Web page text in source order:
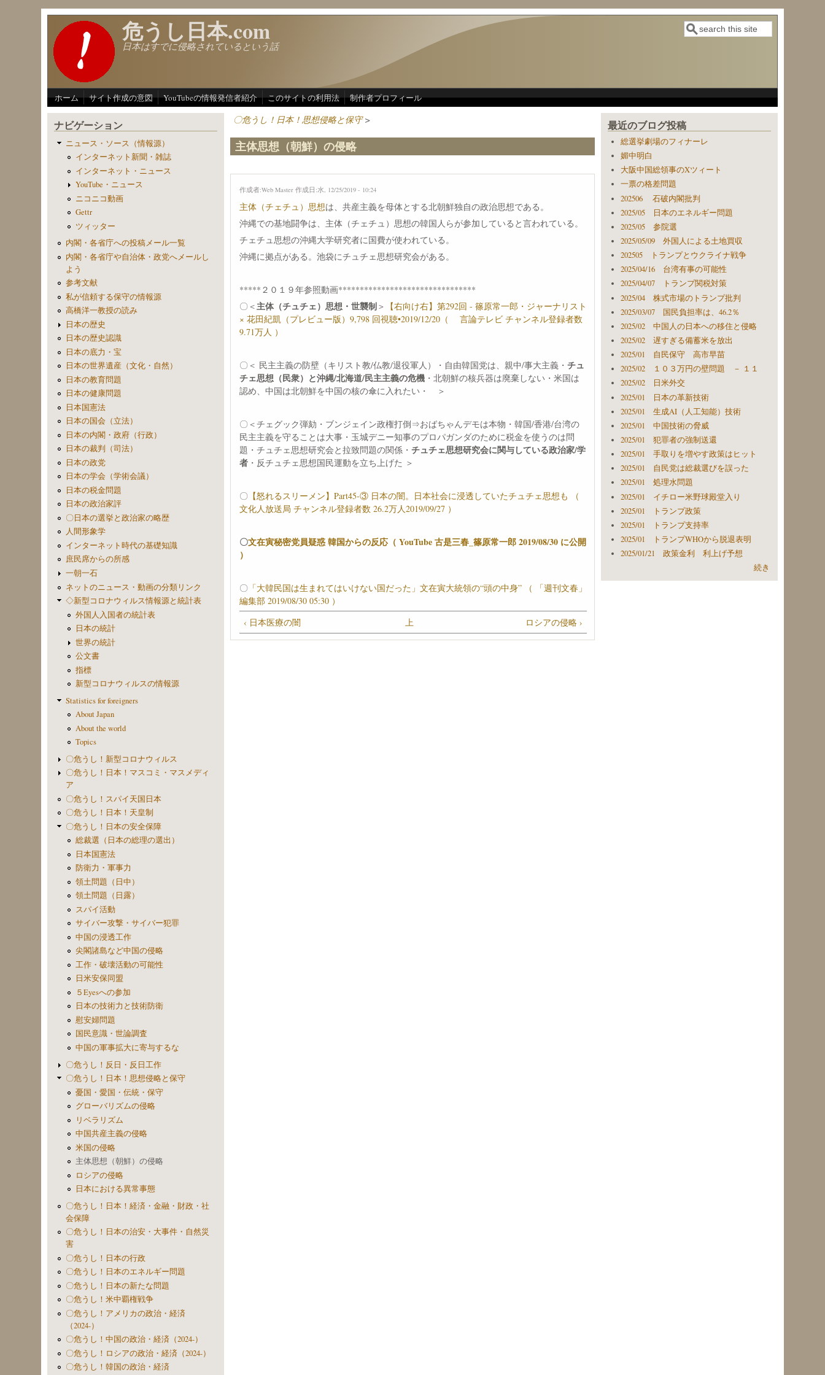
メインコンテンツに移動
危うし日本.com
日本はすでに侵略されているという話
検索フォーム
検索
ホーム サイト作成の意図 YouTubeの情報発信者紹介 このサイトの利用法 制作者プロフィール
〇危うし！日本！思想侵略と保守>
主体思想（朝鮮）の侵略
作成者:Web Master作成日:水, 12/25/2019 - 10:24
主体（チェチュ）思想は、共産主義を母体とする北朝鮮独自の政治思想である。
沖縄での基地闘争は、主体（チェチュ）思想の韓国人らが参加していると言われている。
チェチュ思想の沖縄大学研究者に国費が使われている。
沖縄に拠点がある。池袋にチュチェ思想研究会がある。
*****２０１９年参照動画********************************
〇＜主体（チュチェ）思想・世襲制＞
【右向け右】第292回 - 篠原常一郎・ジャーナリスト
× 花田紀凱（プレビュー版）9,798 回視聴•2019/12/20（ 言論テレビ チャンネル登録者数
9.71万人 ）
〇＜ 民主主義の防壁（キリスト教/仏教/退役軍人）・自由韓国党は、親中/事大主義・ チュ
チェ思想（民衆）と沖縄/北海道/民主主義の危機・北朝鮮の核兵器は廃棄しない・米国は
認め、中国は北朝鮮を中国の核の傘に入れたい・ ＞
〇＜チェグック弾劾・ブンジェイン政権打倒⇒おばちゃんデモは本物・韓国/香港/台湾の
民主主義を守ることは大事・玉城デニー知事のプロパガンダのために税金を使うのは問
題・チュチェ思想研究会と拉致問題の関係・ チュチェ思想研究会に関与している政治家/学
者・反チュチェ思想国民運動を立ち上げた ＞
〇【怒れるスリーメン】Part45-③ 日本の闇。日本社会に浸透していたチュチェ思想も （
文化人放送局 チャンネル登録者数 26.2万人2019/09/27 ）
〇文在寅秘密党員疑惑 韓国からの反応（ YouTube 古是三春_篠原常一郎 2019/08/30 に公開
）
〇「大韓民国は生まれてはいけない国だった」文在寅大統領の“頭の中身” （ 「週刊文春」
編集部 2019/08/30 05:30 ）
‹ 日本医療の闇
上 ロシアの侵略 ›
ナビゲーション
ニュース・ソース（情報源）
インターネット新聞・雑誌
インターネット・ニュース
YouTube・ニュース
ニコニコ動画
Gettr
ツィッター
内閣・各省庁への投稿メール一覧
内閣・各省庁や自治体・政党へメールし
よう
参考文献
私が信頼する保守の情報源
高橋洋一教授の読み
日本の歴史
日本の歴史認識
日本の底力・宝
日本の世界遺産（文化・自然）
日本の教育問題
日本の健康問題
日本国憲法
日本の国会（立法）
日本の内閣・政府（行政）
日本の裁判（司法）
日本の政党
日本の学会（学術会議）
日本の税金問題
日本の政治家評
〇日本の選挙と政治家の略歴
人間形象学
インターネット時代の基礎知識
庶民席からの所感
一朝一石
ネットのニュース・動画の分類リンク
◇新型コロナウィルス情報源と統計表
外国人入国者の統計表
日本の統計
世界の統計
公文書
指標
新型コロナウィルスの情報源
Statistics for foreigners
About Japan
About the world
Topics
〇危うし！新型コロナウィルス
〇危うし！日本！マスコミ・マスメディ
ア
〇危うし！スパイ天国日本
〇危うし！日本！天皇制
〇危うし！日本の安全保障
総裁選（日本の総理の選出）
日本国憲法
防衛力・軍事力
領土問題（日中）
領土問題（日露）
スパイ活動
サイバー攻撃・サイバー犯罪
中国の浸透工作
尖閣諸島など中国の侵略
工作・破壊活動の可能性
日米安保同盟
５Eyesへの参加
日本の技術力と技術防衛
慰安婦問題
国民意識・世論調査
中国の軍事拡大に寄与するな
〇危うし！反日・反日工作
〇危うし！日本！思想侵略と保守
憂国・愛国・伝統・保守
グローバリズムの侵略
リベラリズム
中国共産主義の侵略
米国の侵略
主体思想（朝鮮）の侵略
ロシアの侵略
日本における異常事態
〇危うし！日本！経済・金融・財政・社
会保障
〇危うし！日本の治安・大事件・自然災
害
〇危うし！日本の行政
〇危うし！日本のエネルギー問題
〇危うし！日本の新たな問題
〇危うし！米中覇権戦争
〇危うし！アメリカの政治・経済
（2024-）
〇危うし！中国の政治・経済（2024-）
〇危うし！ロシアの政治・経済（2024-）
〇危うし！韓国の政治・経済
最近のブログ投稿
総選挙劇場のフィナーレ
媚中明白
大阪中国総領事のXツィート
一票の格差問題
202506 石破内閣批判
2025/05 日本のエネルギー問題
2025/05 参院選
2025/05/09 外国人による土地買収
202505 トランプとウクライナ戦争
2025/04/16 台湾有事の可能性
2025/04/07 トランプ関税対策
2025/04 株式市場のトランプ批判
2025/03/07 国民負担率は、46.2％
2025/02 中国人の日本への移住と侵略
2025/02 遅すぎる備蓄米を放出
2025/01 自民保守 高市早苗
2025/02 １０３万円の壁問題 － １１
2025/02 日米外交
2025/01 日本の革新技術
2025/01 生成AI（人工知能）技術
2025/01 中国技術の脅威
2025/01 犯罪者の強制送還
2025/01 手取りを増やす政策はヒット
2025/01 自民党は総裁選びを誤った
2025/01 処理水問題
2025/01 イチロー米野球殿堂入り
2025/01 トランプ政策
2025/01 トランプ支持率
2025/01 トランプWHOから脱退表明
2025/01/21 政策金利 利上げ予想
続き